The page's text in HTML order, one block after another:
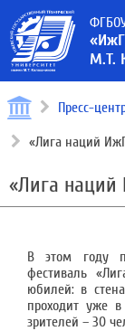
М.Т.
Пресс-
«Лига наций
«Лига наций
В этом году
фестиваль
юбилей: в
проходит уже
зрителей – 30